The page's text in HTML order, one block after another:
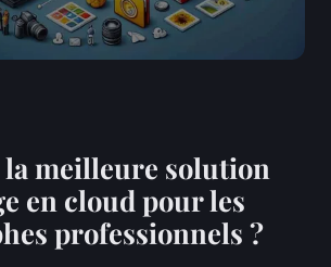
la meilleure solution
en cloud pour les
professionnels ?